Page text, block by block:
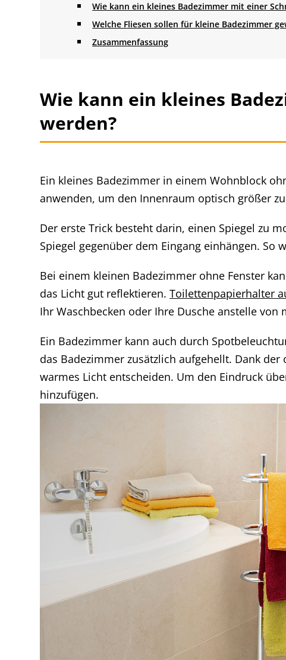
Wie kann ein kleines Badezimmer mit einer
Welche Fliesen sollen für kleine Badezimmer
Zusammenfassung
Wie kann ein kleines
werden?
Ein kleines Badezimmer in einem Wohnblock
anwenden, um den Innenraum optisch größer
Der erste Trick besteht darin, einen Spiegel zu
Spiegel gegenüber dem Eingang einhängen.
Bei einem kleinen Badezimmer ohne Fenster
das Licht gut reflektieren.Toilettenpapierhalter
Ihr Waschbecken oder Ihre Dusche anstelle von
Ein Badezimmer kann auch durch
das Badezimmer zusätzlich aufgehellt. Dank
warmes Licht entscheiden. Um den Eindruck
hinzufügen.